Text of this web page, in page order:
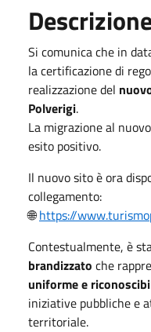
Si comunica che in
la certificazione di
realizzazione del
Polverigi.
La migrazione al
esito positivo.
Il nuovo sito è ora
collegamento:
🌐https://
Contestualmente, è
brandizzato che
uniforme e
iniziative pubbliche e
territoriale.